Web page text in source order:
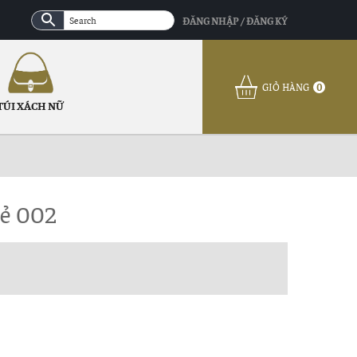
ĐĂNG NHẬP / ĐĂNG KÝ
XÁCH NỮ
GIỎ HÀNG 0
002